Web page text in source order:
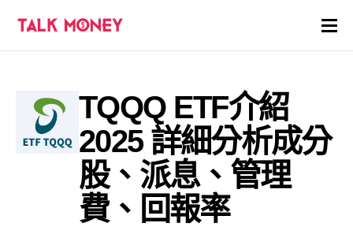
證券商評價
各種投資產品戶口
TQQQ ETF介紹
2025 詳細分析成分
股、派息、管理
費、回報率